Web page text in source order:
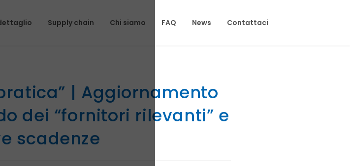
Supply chain Chi siamo FAQ News Contattaci
| Aggiornamento
dei “fornitori rilevanti” e
scadenze